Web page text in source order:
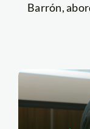
Barrón,